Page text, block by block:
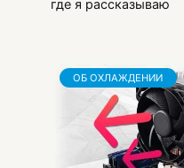
где я рассказываю
ОБ ОХЛАЖДЕНИИ